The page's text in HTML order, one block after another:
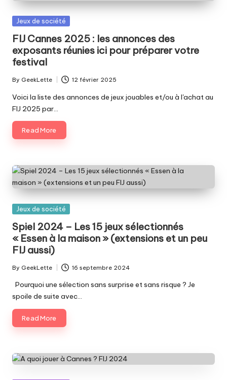
Posted
Jeux de société
FIJ Cannes 2025 : les annonces des
exposants réunies ici pour préparer votre
festival
Posted
by
By GeekLette 12 février 2025
Voici la liste des annonces de jeux jouables et/ou à l'achat au
FIJ 2025 par…
Read More
Posted
Jeux de société
Spiel 2024 – Les 15 jeux sélectionnés
« Essen à la maison » (extensions et un peu
FIJ aussi)
Posted
by
By GeekLette 16 septembre 2024
Pourquoi une sélection sans surprise et sans risque ? Je
spoile de suite avec…
Read More